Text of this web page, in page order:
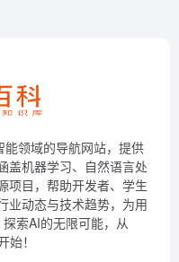
领域的导航网站，提供
盖机器学习、自然语言处
项目，帮助开发者、学生
业动态与技术趋势，为用
索AI的无限可能，从
始！